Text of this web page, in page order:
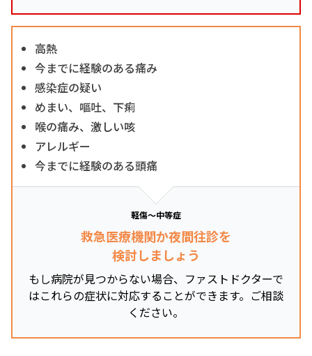
高熱
今までに経験のある痛み
感染症の疑い
めまい、嘔吐、下痢
喉の痛み、激しい咳
アレルギー
今までに経験のある頭痛
軽傷～中等症
救急医療機関か夜間往診を
検討しましょう
もし病院が見つからない場合、ファストドクターで
はこれらの症状に対応することができます。ご相談
ください。